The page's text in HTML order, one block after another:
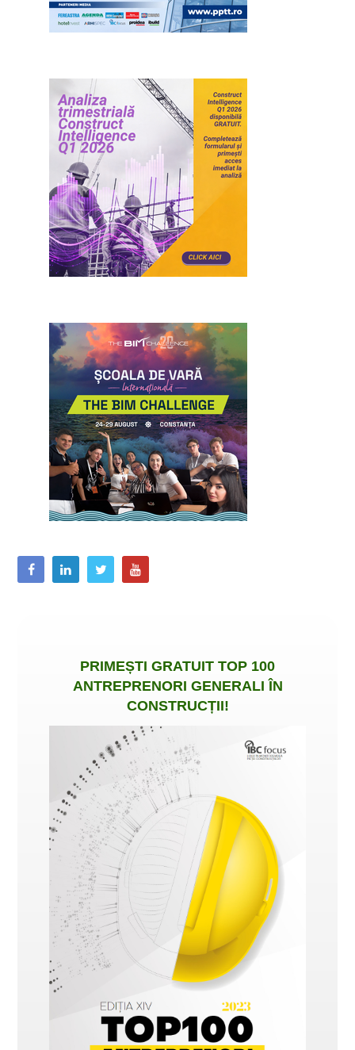
PRIMEȘTI GRATUIT TOP 100
ANTREPRENORI GENERALI ÎN
CONSTRUCȚII!